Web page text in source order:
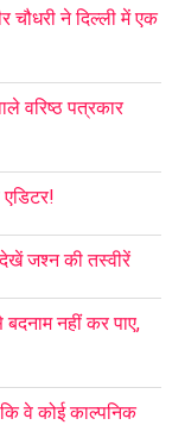
चौधरी ने दिल्ली में एक
वरिष्ठ पत्रकार
जश्न की तस्वीरें
नहीं कर पाए,
वे कोई काल्पनिक